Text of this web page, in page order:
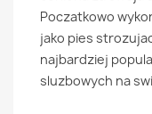
Poczatkowo
jako pies
najbardziej
sluzbowych na